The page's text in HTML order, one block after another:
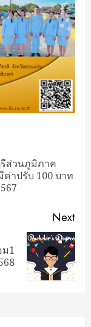
ส่วนภูมิภาค
ค่าปรับ 100 บาท
Next
1